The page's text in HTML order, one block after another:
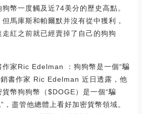
幣一度觸及近74美分的歷史高點。
馬庫斯和帕爾默并沒有從中獲利，
紅之前就已經賣掉了自己的狗狗
作家Ric Edelman ：狗狗幣是一個“騙
書作家 Ric Edelman 近日透露，他
幣狗狗幣（$DOGE）是一個“騙
，盡管他總體上看好加密貨幣領域。